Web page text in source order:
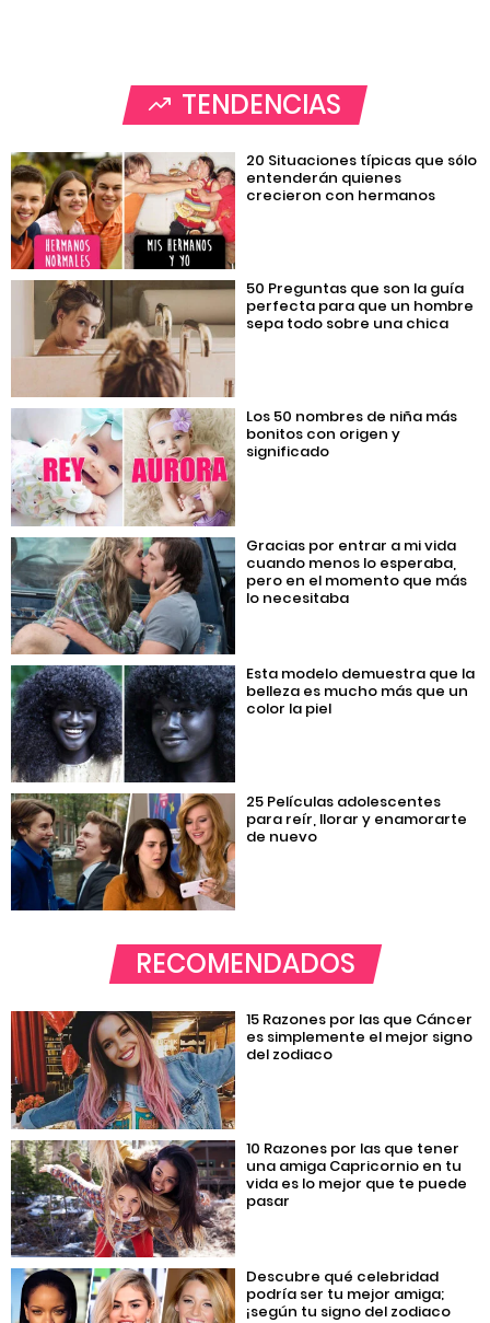
TENDENCIAS
20 Situaciones típicas que sólo
entenderán quienes
crecieron con hermanos
50 Preguntas que son la guía
perfecta para que un hombre
sepa todo sobre una chica
Los 50 nombres de niña más
bonitos con origen y
significado
Gracias por entrar a mi vida
cuando menos lo esperaba,
pero en el momento que más
lo necesitaba
Esta modelo demuestra que la
belleza es mucho más que un
color la piel
25 Películas adolescentes
para reír, llorar y enamorarte
de nuevo
RECOMENDADOS
15 Razones por las que Cáncer
es simplemente el mejor signo
del zodiaco
10 Razones por las que tener
una amiga Capricornio en tu
vida es lo mejor que te puede
pasar
Descubre qué celebridad
podría ser tu mejor amiga;
¡según tu signo del zodiaco